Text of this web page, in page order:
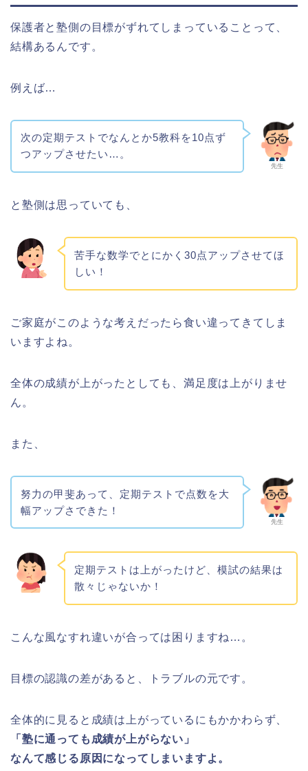
保護者と塾側の目標がずれてしまっていることって、
結構あるんです。
例えば…
先生
次の定期テストでなんとか5教科を10点ず
つアップさせたい…。
と塾側は思っていても、
苦手な数学でとにかく30点アップさせてほ
しい！
ご家庭がこのような考えだったら食い違ってきてしま
いますよね。
全体の成績が上がったとしても、満足度は上がりませ
ん。
また、
先生
努力の甲斐あって、定期テストで点数を大
幅アップさできた！
定期テストは上がったけど、模試の結果は
散々じゃないか！
こんな風なすれ違いが合っては困りますね…。
目標の認識の差があると、トラブルの元です。
全体的に見ると成績は上がっているにもかかわらず、
「塾に通っても成績が上がらない」
なんて感じる原因になってしまいますよ。